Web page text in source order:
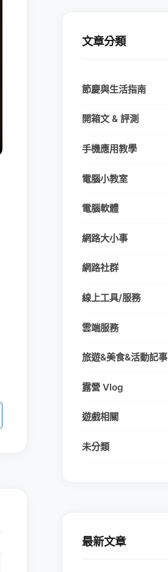
文章分類
節慶與生活指南
開箱文 & 評測
手機應用教學
電腦小教室
電腦軟體
網路大小事
網路社群
線上工具/服務
雲端服務
旅遊&美食&活動記事
露營 Vlog
遊戲相關
未分類
最新文章